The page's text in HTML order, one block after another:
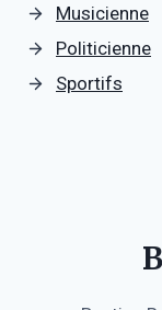
Musicienne
Politicienne
Sportifs